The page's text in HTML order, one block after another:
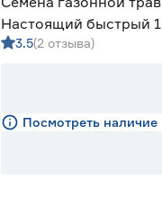
Настоящий быстрый 1
3.5(2 отзыва)
Посмотреть наличие